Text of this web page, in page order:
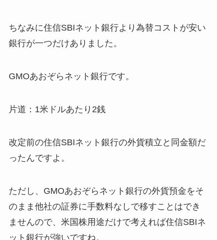
ちなみに住信SBIネット銀行より為替コストが安い
銀行が一つだけありました。
GMOあおぞらネット銀行です。
片道：1米ドルあたり2銭
改定前の住信SBIネット銀行の外貨積立と同金額だ
ったんですよ。
ただし、GMOあおぞらネット銀行の外貨預金をそ
のまま他社の証券に手数料なしで移すことはでき
ませんので、米国株用途だけで考えれば住信SBIネ
ット銀行が強いですね。